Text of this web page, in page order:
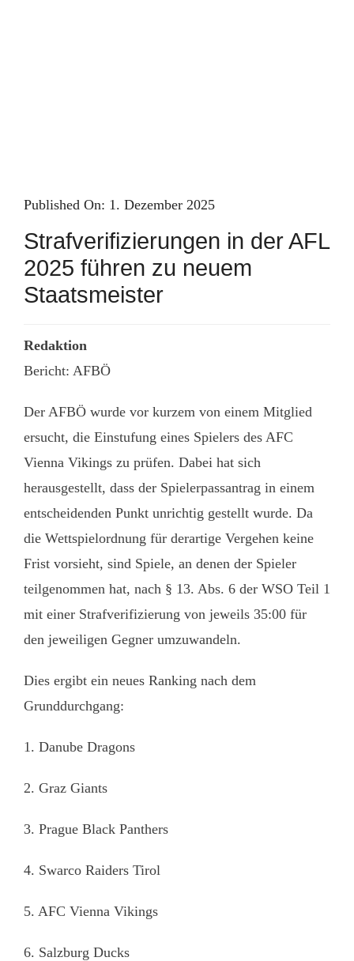
Published On: 1. Dezember 2025
Strafverifizierungen in der AFL
2025 führen zu neuem
Staatsmeister
Redaktion
Bericht: AFBÖ
Der AFBÖ wurde vor kurzem von einem Mitglied
ersucht, die Einstufung eines Spielers des AFC
Vienna Vikings zu prüfen. Dabei hat sich
herausgestellt, dass der Spielerpassantrag in einem
entscheidenden Punkt unrichtig gestellt wurde. Da
die Wettspielordnung für derartige Vergehen keine
Frist vorsieht, sind Spiele, an denen der Spieler
teilgenommen hat, nach § 13. Abs. 6 der WSO Teil 1
mit einer Strafverifizierung von jeweils 35:00 für
den jeweiligen Gegner umzuwandeln.
Dies ergibt ein neues Ranking nach dem
Grunddurchgang:
1. Danube Dragons
2. Graz Giants
3. Prague Black Panthers
4. Swarco Raiders Tirol
5. AFC Vienna Vikings
6. Salzburg Ducks